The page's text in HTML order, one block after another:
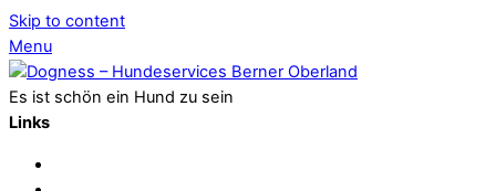
Skip to content
Menu
Es ist schön ein Hund zu sein
Links